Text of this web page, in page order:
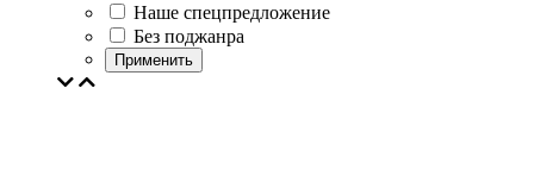
Наше спецпредложение
Без поджанра
Применить